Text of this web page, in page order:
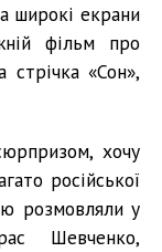
широкі екрани
фільм про
«Сон»,
хочу
російської
розмовляли у
Шевченко,